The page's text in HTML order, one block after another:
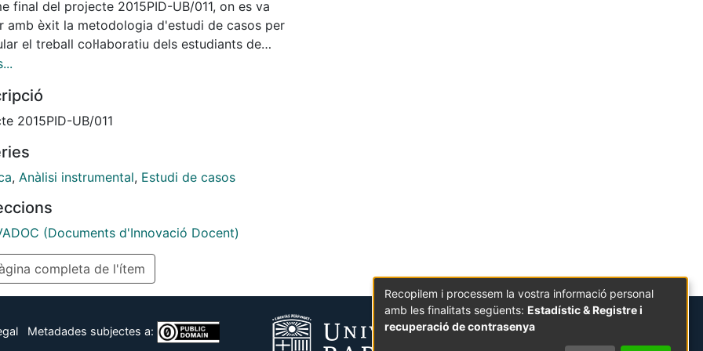
final del projecte 2015PID-UB/011, on es va
amb èxit la metodologia d'estudi de casos per
el treball col·laboratiu dels estudiants de
Anàlisi Instrumental del Grau de Química i per
de diferents tècniques instrumentals i saber
la més adient per resoldre un problema real.
2015PID-UB/011
, Anàlisi instrumental, Estudi de casos
(Documents d'Innovació Docent)
completa de l'ítem
Metadades subjectes a:
Recopilem i processem la vostra informació personal
amb les finalitats següents: Estadístic & Registre i
recuperació de contrasenya